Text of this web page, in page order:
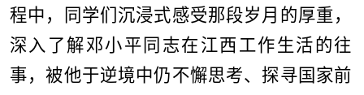
程中，同学们沉浸式感受那段岁月的厚重，
深入了解邓小平同志在江西工作生活的往
事，被他于逆境中仍不懈思考、探寻国家前